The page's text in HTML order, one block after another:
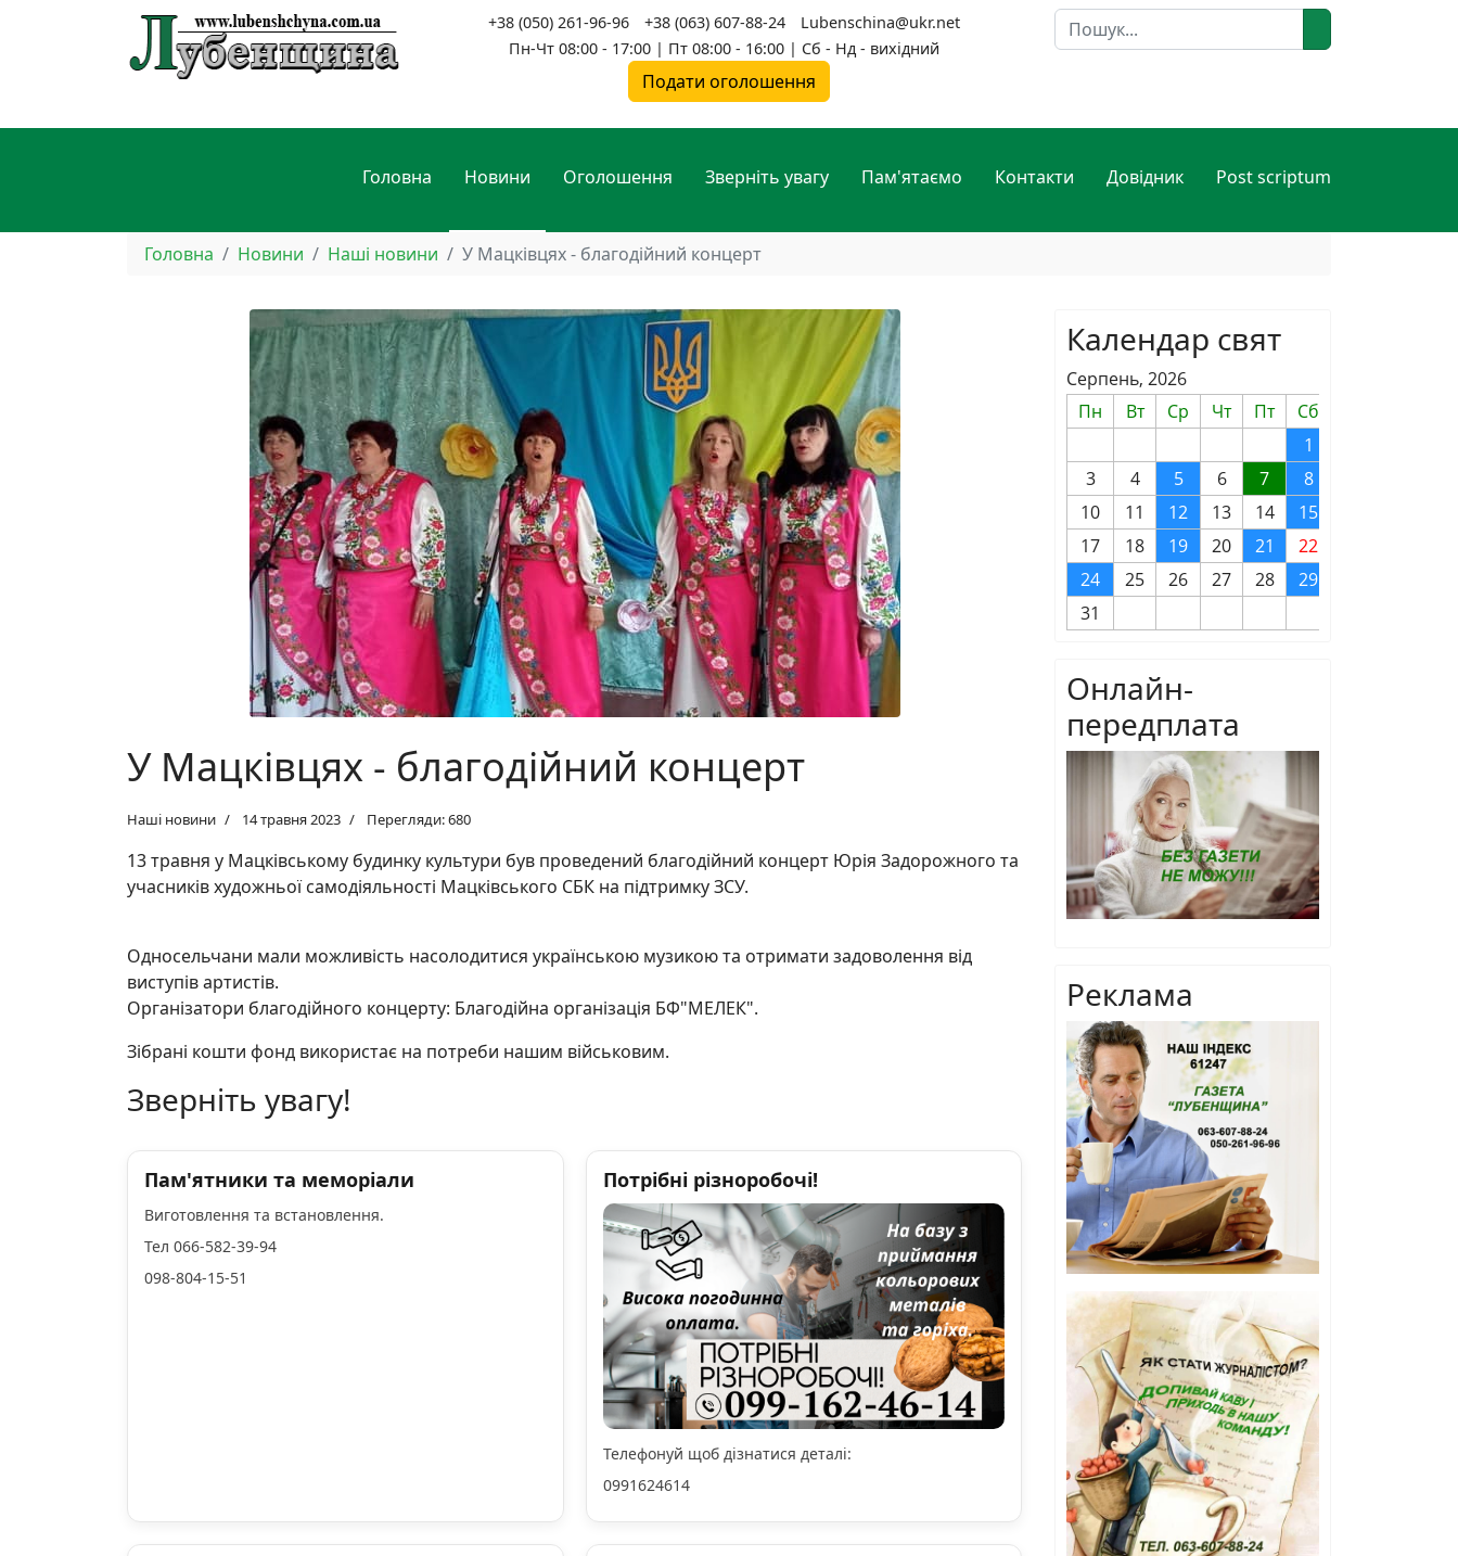
+38 (050) 261-96-96 +38 (063) 607-88-24
Lubenschina@ukr.net
Пн-Чт 08:00 - 17:00 | Пт 08:00 - 16:00 | Сб - Нд - вихідний
Подати оголошення
Пошук
Головна Новини Оголошення Зверніть увагу Пам'ятаємо Контакти Довідник Post scriptum
Головна Новини Наші новини У Мацківцях - благодійний концерт
У Мацківцях - благодійний концерт
Наші новини 14 травня 2023 Перегляди: 680
13 травня у Мацківському будинку культури був проведений благодійний концерт Юрія Задорожного та
учасників художньої самодіяльності Мацківського СБК на підтримку ЗСУ.
Односельчани мали можливість насолодитися українською музикою та отримати задоволення від
виступів артистів.
Організатори благодійного концерту: Благодійна організація БФ"МЕЛЕК".
Зібрані кошти фонд використає на потреби нашим військовим.
Зверніть увагу!
Пам'ятники та меморіали
Виготовлення та встановлення.
Тел 066-582-39-94
098-804-15-51
Потрібні різноробочі!
Телефонуй щоб дізнатися деталі:
0991624614
Календар свят
Серпень, 2026
Пн
Вт Ср Чт Пт Сб
1
3
4 5 6 7 8
10
11 12 13 14 15
17
18 19 20 21 22
24
25 26 27 28 29
31
Онлайн-
передплата
Реклама